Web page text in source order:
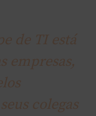
de TI está
empresas,
colegas